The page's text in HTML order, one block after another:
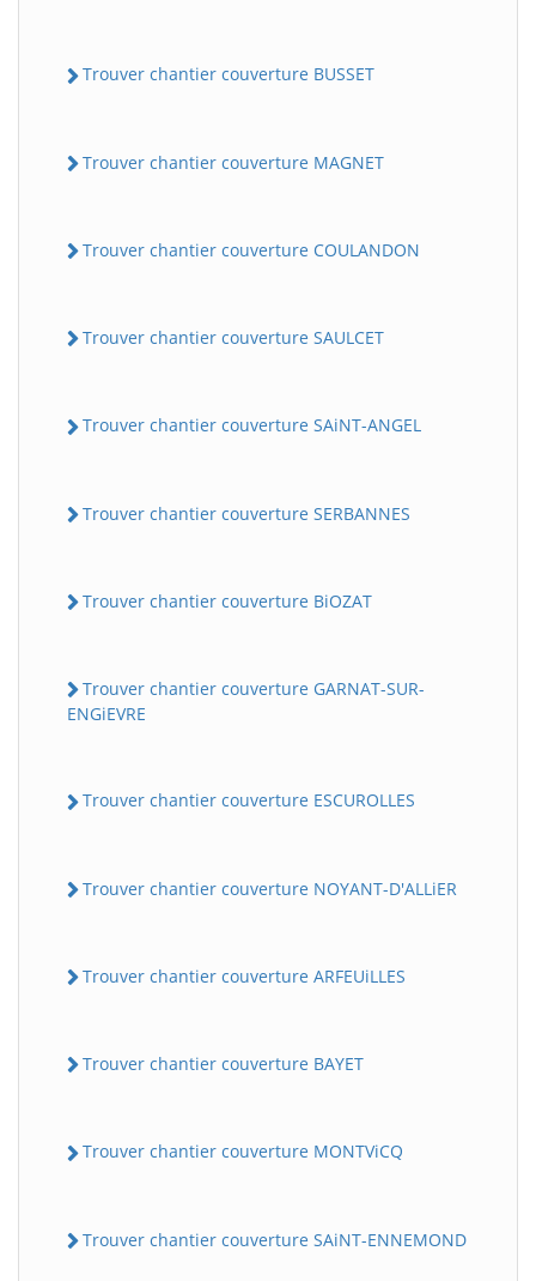
Trouver chantier couverture BUSSET
Trouver chantier couverture MAGNET
Trouver chantier couverture COULANDON
Trouver chantier couverture SAULCET
Trouver chantier couverture SAiNT-ANGEL
Trouver chantier couverture SERBANNES
Trouver chantier couverture BiOZAT
Trouver chantier couverture GARNAT-SUR-
ENGiEVRE
Trouver chantier couverture ESCUROLLES
Trouver chantier couverture NOYANT-D'ALLiER
Trouver chantier couverture ARFEUiLLES
Trouver chantier couverture BAYET
Trouver chantier couverture MONTViCQ
Trouver chantier couverture SAiNT-ENNEMOND